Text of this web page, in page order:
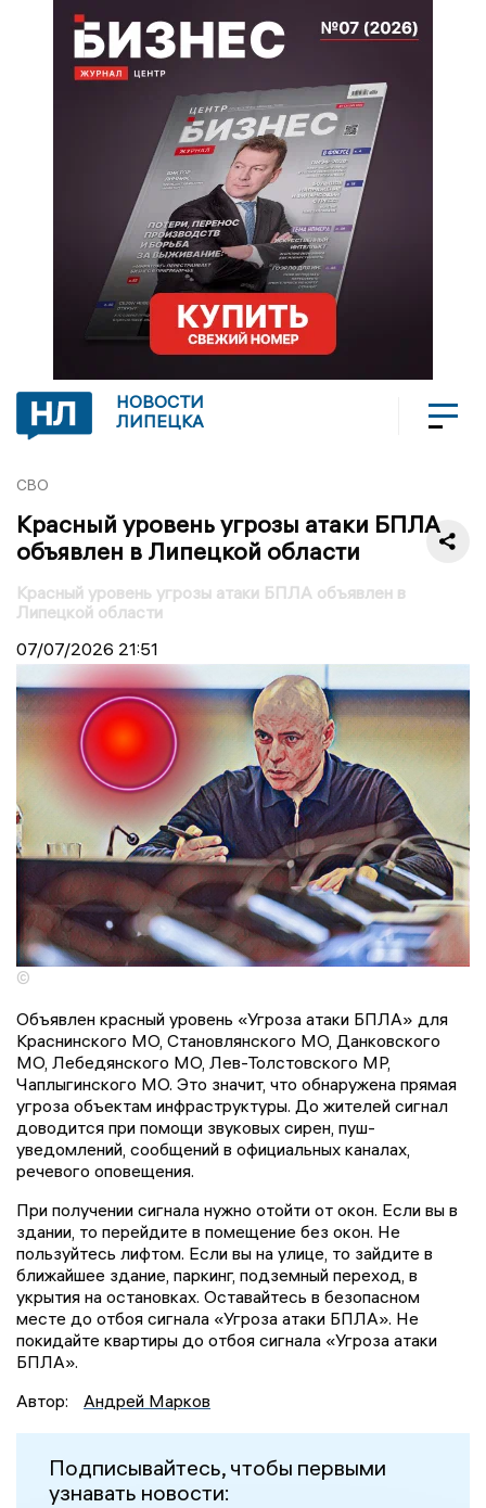
НОВОСТИ
ЛИПЕЦКА
СВО
Красный уровень угрозы атаки БПЛА
объявлен в Липецкой области
Красный уровень угрозы атаки БПЛА объявлен в
Липецкой области
07/07/2026 21:51
©
Объявлен красный уровень «Угроза атаки БПЛА» для
Краснинского МО, Становлянского МО, Данковского
МО, Лебедянского МО, Лев-Толстовского МР,
Чаплыгинского МО. Это значит, что обнаружена прямая
угроза объектам инфраструктуры. До жителей сигнал
доводится при помощи звуковых сирен, пуш-
уведомлений, сообщений в официальных каналах,
речевого оповещения.
При получении сигнала нужно отойти от окон. Если вы в
здании, то перейдите в помещение без окон. Не
пользуйтесь лифтом. Если вы на улице, то зайдите в
ближайшее здание, паркинг, подземный переход, в
укрытия на остановках. Оставайтесь в безопасном
месте до отбоя сигнала «Угроза атаки БПЛА». Не
покидайте квартиры до отбоя сигнала «Угроза атаки
БПЛА».
Автор:
Андрей Марков
Подписывайтесь, чтобы первыми
узнавать новости: